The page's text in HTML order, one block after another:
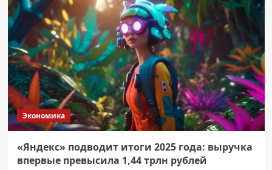
Экономика
«Яндекс» подводит итоги 2025 года: выручка
впервые превысила 1,44 трлн рублей